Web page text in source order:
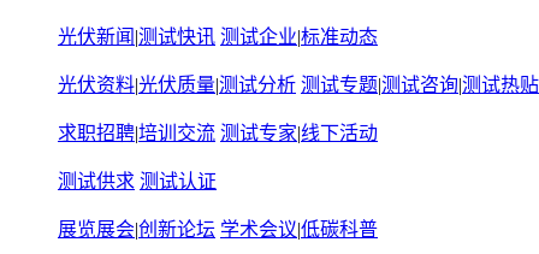
光伏新闻 |测试快讯 测试企业|标准动态
光伏资料|光伏质量|测试分析 测试专题|测试咨询|测试热贴
求职招聘|培训交流 测试专家|线下活动
测试供求 测试认证
展览展会|创新论坛 学术会议|低碳科普